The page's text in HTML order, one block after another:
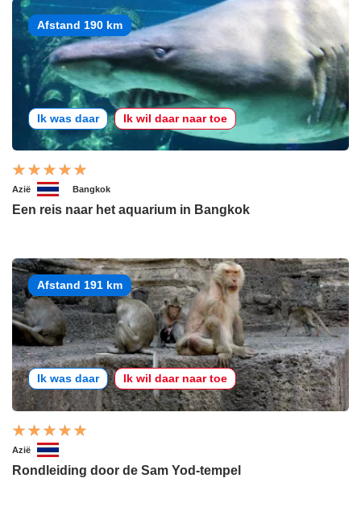
Afstand 190 km
Ik was daar Ik wil daar naar toe
Azië Bangkok
Een reis naar het aquarium in Bangkok
Afstand 191 km
Ik was daar Ik wil daar naar toe
Azië
Rondleiding door de Sam Yod-tempel